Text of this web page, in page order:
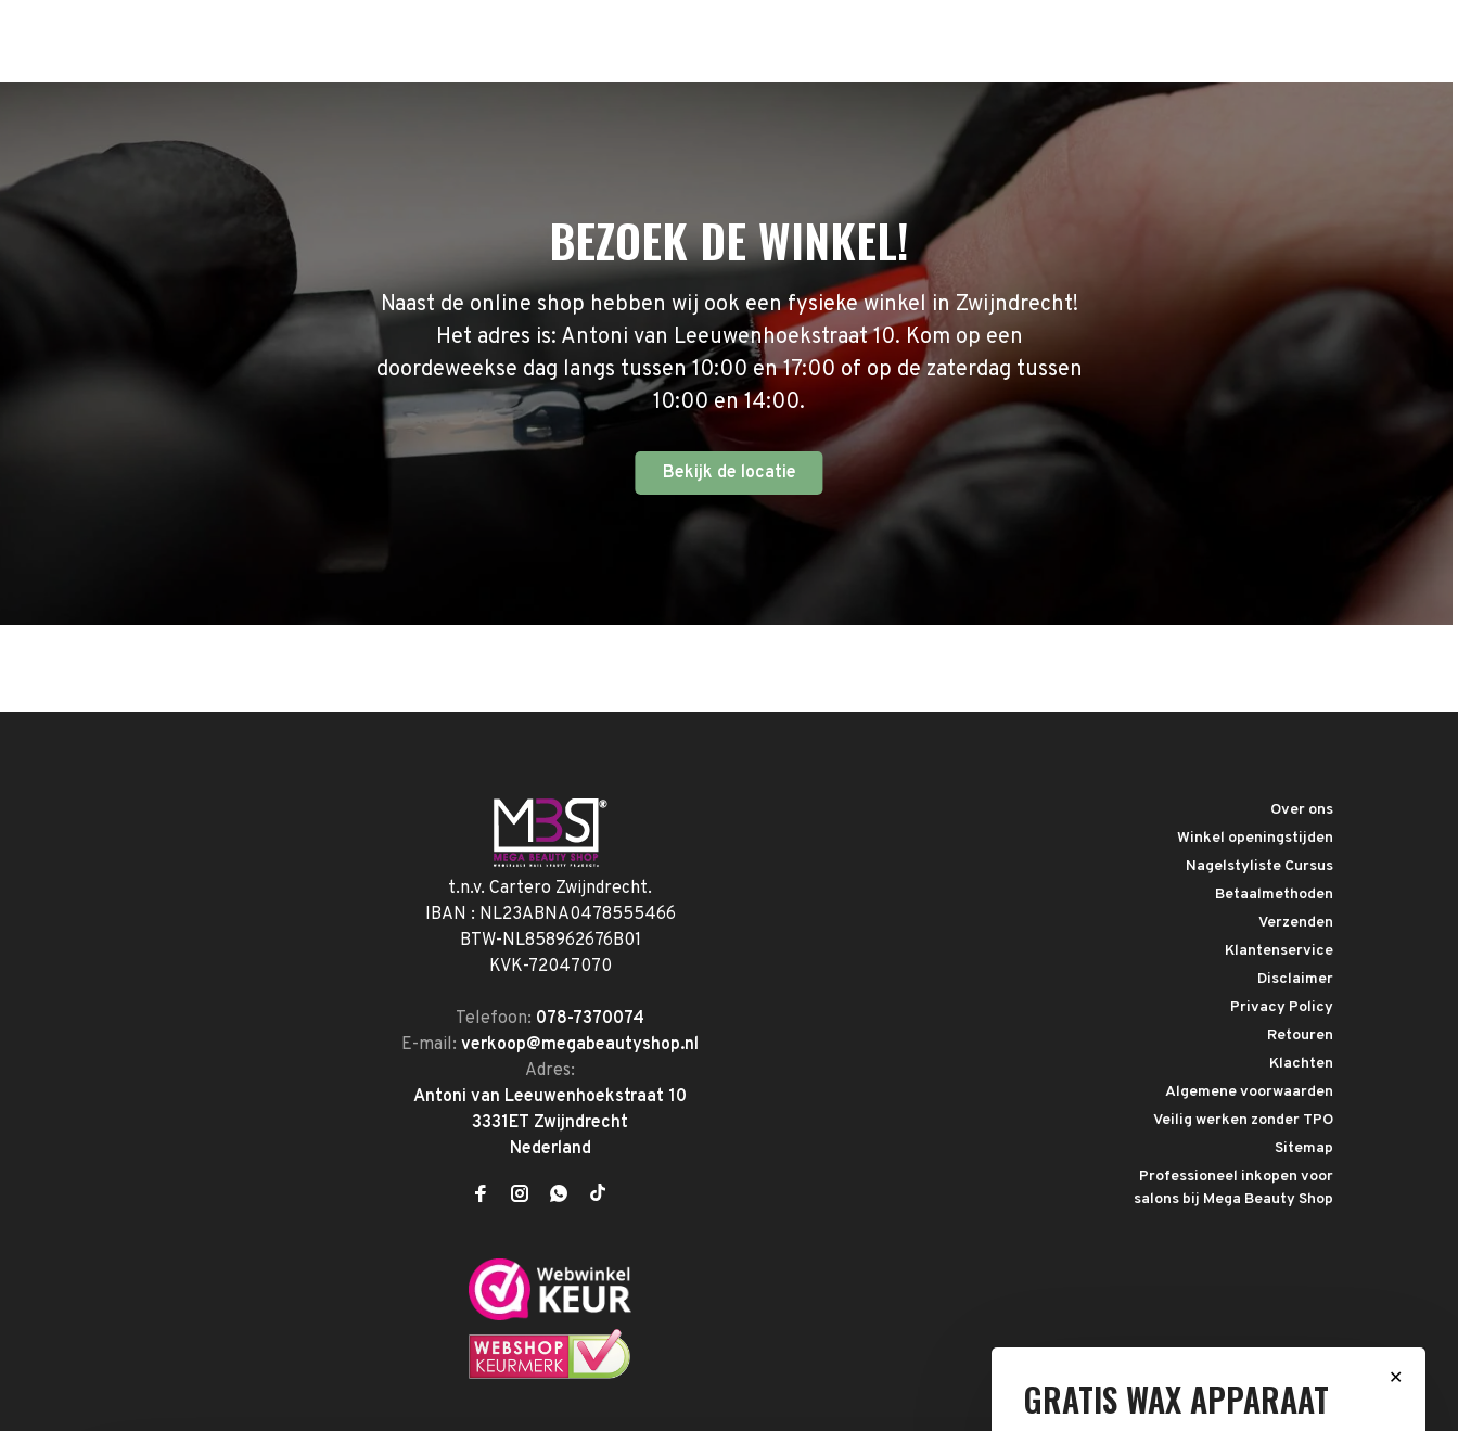
BEZOEK DE WINKEL!
Naast de online shop hebben wij ook een fysieke winkel in Zwijndrecht!
Het adres is: Antoni van Leeuwenhoekstraat 10. Kom op een
doordeweekse dag langs tussen 10:00 en 17:00 of op de zaterdag tussen
10:00 en 14:00.
Bekijk de locatie
t.n.v. Cartero Zwijndrecht.
IBAN : NL23ABNA0478555466
BTW-NL858962676B01
KVK-72047070
Telefoon: 078-7370074
E-mail:verkoop@megabeautyshop.nl
Adres:
Antoni van Leeuwenhoekstraat 10
3331ET Zwijndrecht
Nederland
Over ons
Winkel openingstijden
Nagelstyliste Cursus
Betaalmethoden
Verzenden
Klantenservice
Disclaimer
Privacy Policy
Retouren
Klachten
Algemene voorwaarden
Veilig werken zonder TPO
Sitemap
Professioneel inkopen voor
salons bij Mega Beauty Shop
✕
GRATIS WAX APPARAAT